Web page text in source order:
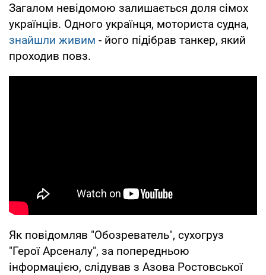
Загалом невідомою залишається доля сімох
українців. Одного українця, моториста судна,
знайшли живим - його підібрав танкер, який
проходив повз.
Як повідомляв "Обозреватель", сухогруз
"Герої Арсеналу", за попередньою
інформацією, слідував з Азова Ростовської